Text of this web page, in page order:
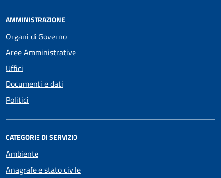
AMMINISTRAZIONE
Organi di Governo
Aree Amministrative
Uffici
Documenti e dati
Politici
CATEGORIE DI SERVIZIO
Ambiente
Anagrafe e stato civile